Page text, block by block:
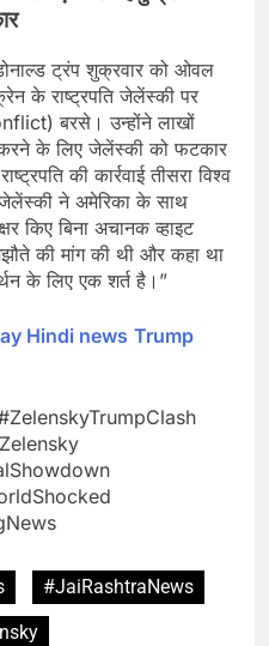
ट्रंप शुक्रवार को ओवल
के राष्ट्रपति जेलेंस्की पर
बरसे। उन्होंने लाखों
के लिए जेलेंस्की को फटकार
की कार्रवाई तीसरा विश्व
ने अमेरिका के साथ
किए बिना अचानक व्हाइट
की मांग की थी और कहा था
के लिए एक शर्त है।”
Hindi news Trump
#JaiRashtraNews